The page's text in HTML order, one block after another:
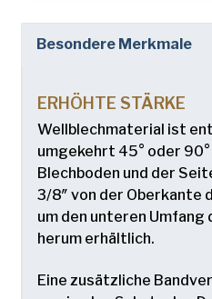
Besondere Merkmale
ERHÖHTE STÄRKE
Wellblechmaterial ist
umgekehrt 45° oder
Blechboden und der
3/8″ von der Oberkante
um den unteren Umfang
herum erhältlich.
Eine zusätzliche
(erforderlich)
American Pan gelesen